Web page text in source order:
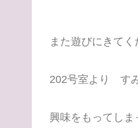
また遊びにきてく
202号室より す
興味をもってし